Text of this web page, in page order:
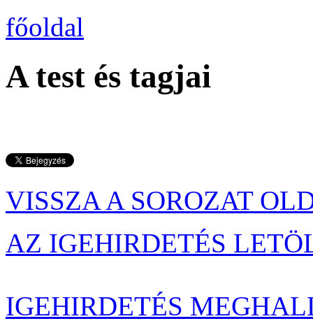
főoldal
A test és tagjai
VISSZA A SOROZAT
AZ IGEHIRDETÉS
IGEHIRDETÉS